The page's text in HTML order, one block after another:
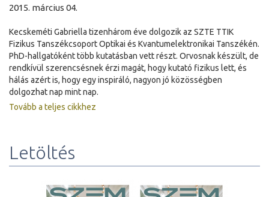
2015. március 04.
Kecskeméti Gabriella tizenhárom éve dolgozik az SZTE TTIK
Fizikus Tanszékcsoport Optikai és Kvantumelektronikai Tanszékén.
PhD-hallgatóként több kutatásban vett részt. Orvosnak készült, de
rendkívül szerencsésnek érzi magát, hogy kutató fizikus lett, és
hálás azért is, hogy egy inspiráló, nagyon jó közösségben
dolgozhat nap mint nap.
Tovább a teljes cikkhez
Letöltés